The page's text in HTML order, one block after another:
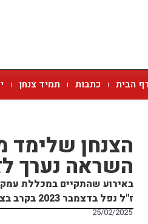
הבית כתבות תמיד צנחן
הצנחן שלימד
השראה נערך
באירוע שהתקיים במכללת
ז"ל נפל בדצמבר 2023 בקרב בצפון רצועת עזה והשאיר אחריו מורשת ייחודית
25/02/2025